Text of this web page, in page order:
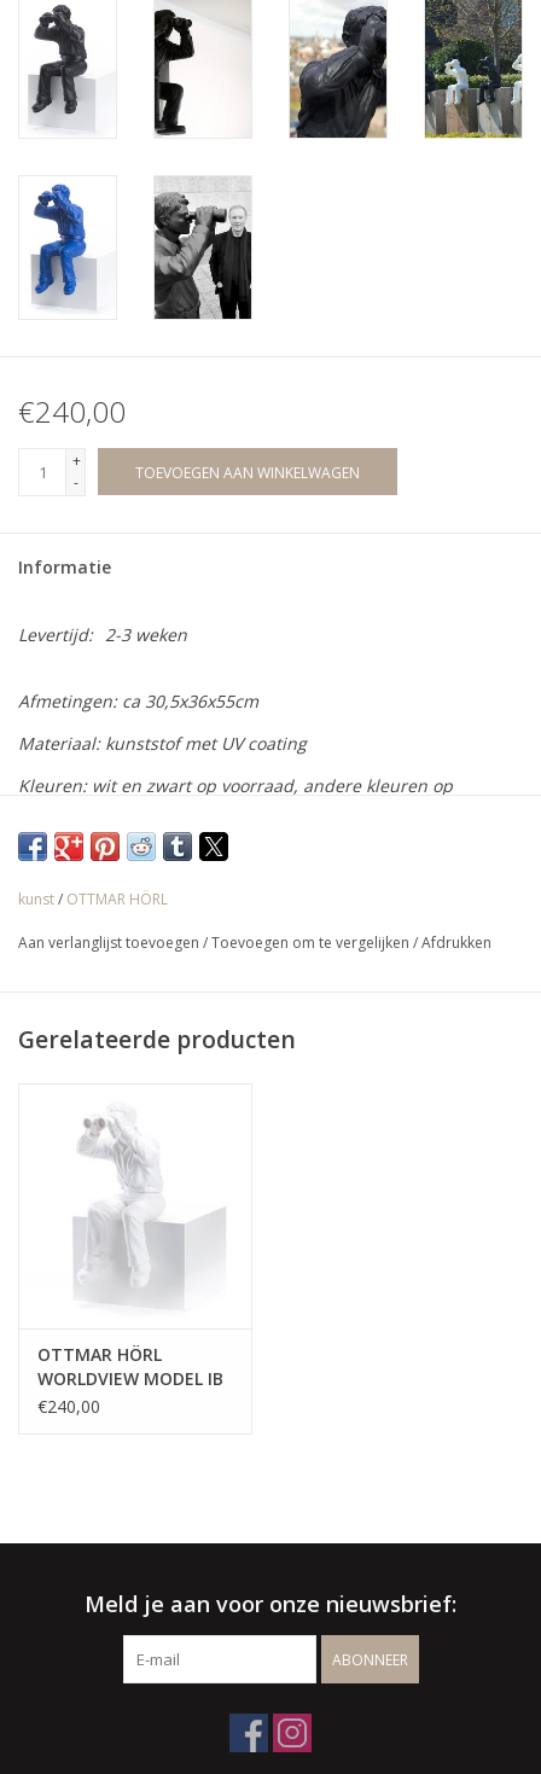
€240,00
+
-
TOEVOEGEN AAN WINKELWAGEN
Informatie
Levertijd: 2-3 weken
Afmetingen: ca 30,5x36x55cm
Materiaal: kunststof met UV coating
Kleuren: wit en zwart op voorraad, andere kleuren op
Multiples uit weerbestendige kunststof van de Duitse
kunstenaar Ottmar Hörl. Een van zijn bekendste ontwerpen zijn
“Worldview Models”, die de wereld aanschouwen.
√ Jarenlange ervaring
√ Persoonlijke service
√ Gratis offerte & advies
√ Binnen- & buitenshowroom
√ Meer info:003256664507
kunst/ OTTMAR HÖRL
Aan verlanglijst toevoegen /Toevoegen om te vergelijken /Afdrukken
Gerelateerde producten
OTTMAR HÖRL
WORLDVIEW MODEL IB
€240,00
Meld je aan voor onze nieuwsbrief:
ABONNEER